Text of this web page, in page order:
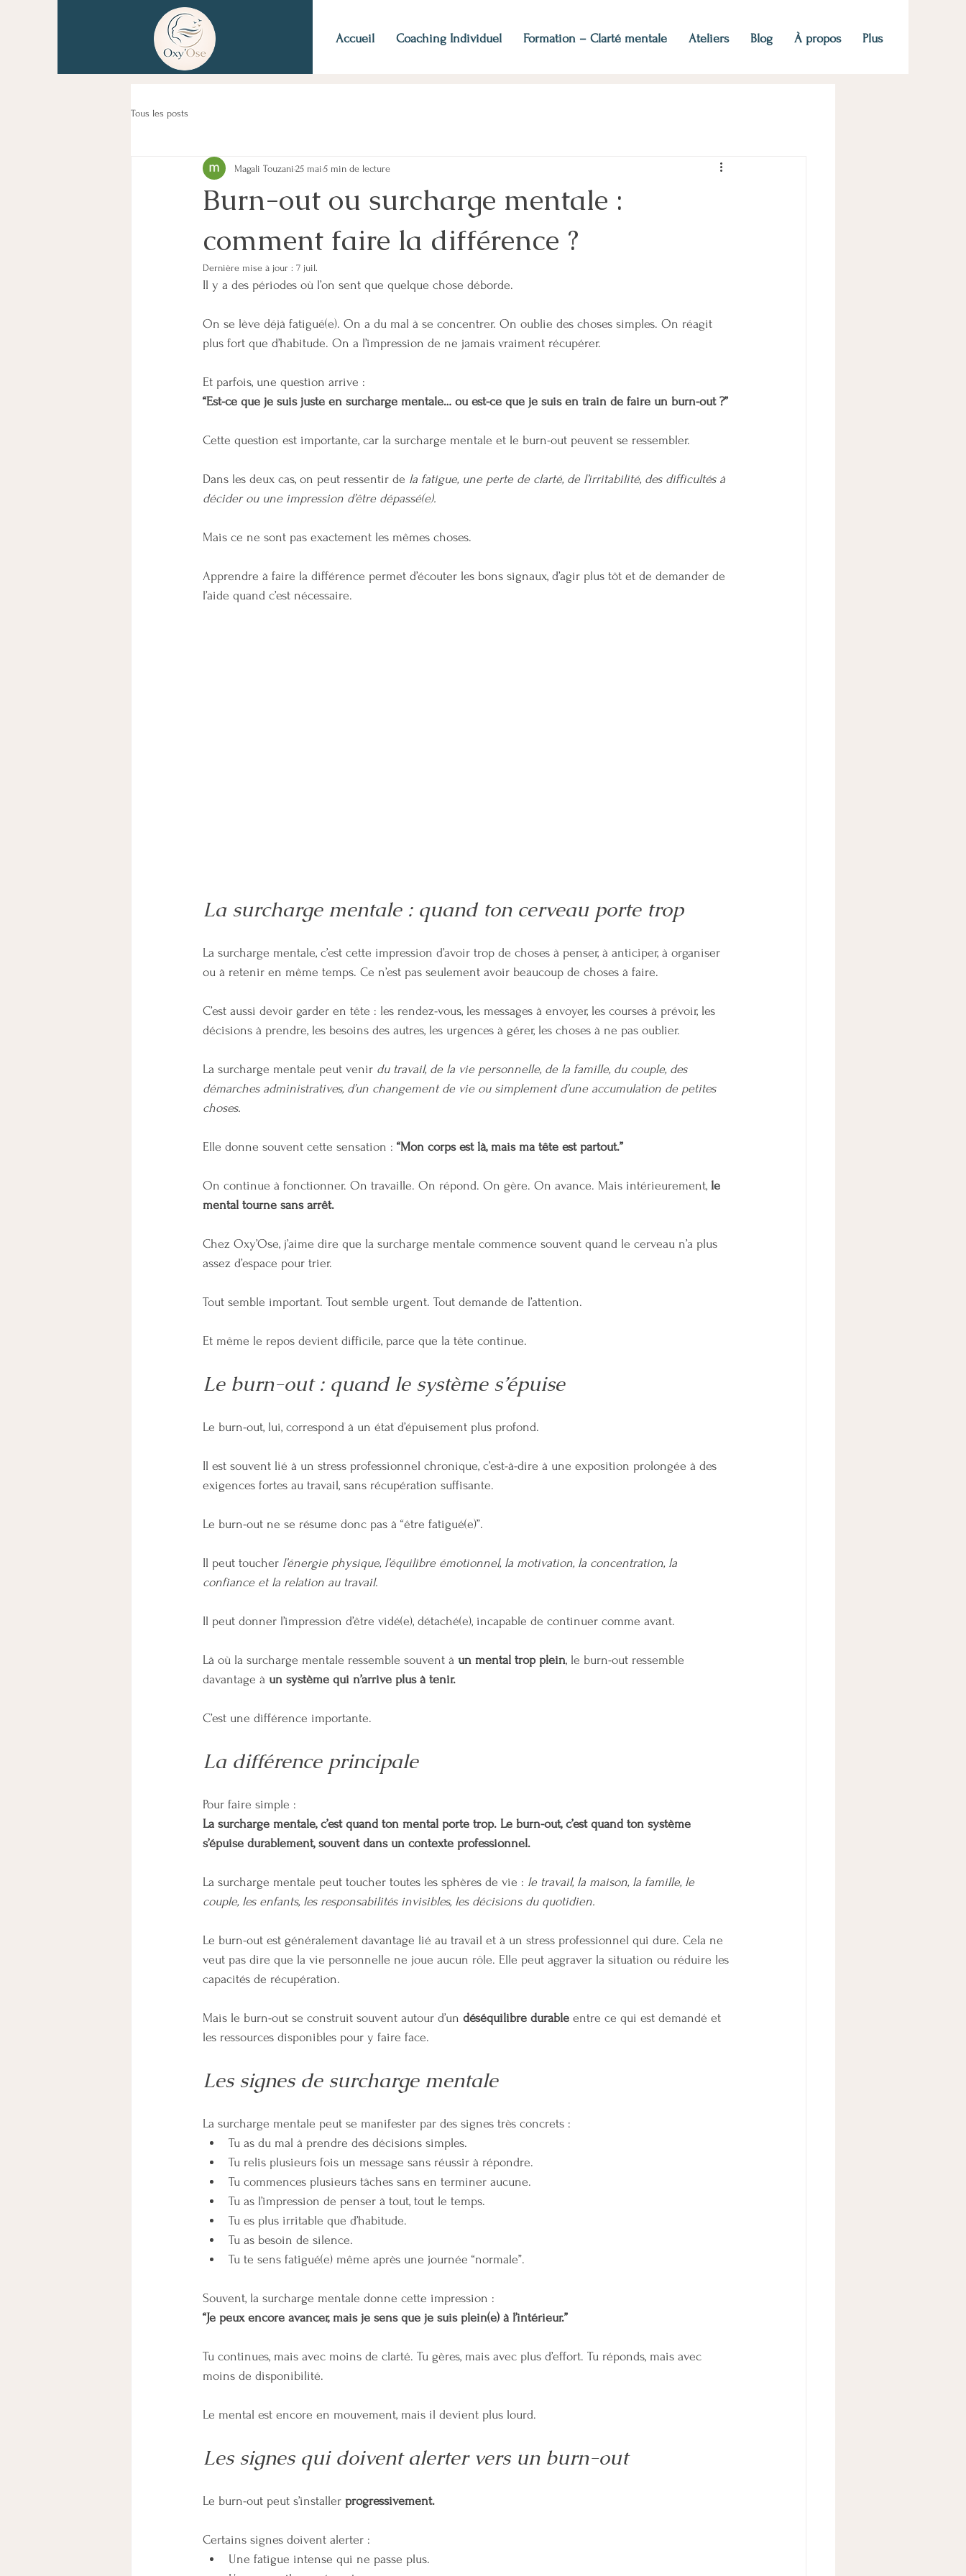
Accueil Coaching Individuel Formation – Clarté mentale Ateliers Blog À propos Plus
Tous les posts
Burn-out ou surcharge mentale :
comment faire la différence ?
Magali Touzani 25 mai 5 min de lecture
Dernière mise à jour : 7 juil.
Il y a des périodes où l’on sent que quelque chose déborde.
On se lève déjà fatigué(e). On a du mal à se concentrer. On oublie des choses simples. On réagit
plus fort que d’habitude. On a l’impression de ne jamais vraiment récupérer.
Et parfois, une question arrive :
“Est-ce que je suis juste en surcharge mentale… ou est-ce que je suis en train de faire un burn-out ?”
Cette question est importante, car la surcharge mentale et le burn-out peuvent se ressembler.
Dans les deux cas, on peut ressentir de la fatigue, une perte de clarté, de l’irritabilité, des difficultés à
décider ou une impression d’être dépassé(e).
Mais ce ne sont pas exactement les mêmes choses.
Apprendre à faire la différence permet d’écouter les bons signaux, d’agir plus tôt et de demander de
l’aide quand c’est nécessaire.
La surcharge mentale : quand ton cerveau porte trop
La surcharge mentale, c’est cette impression d’avoir trop de choses à penser, à anticiper, à organiser
ou à retenir en même temps. Ce n’est pas seulement avoir beaucoup de choses à faire.
C’est aussi devoir garder en tête : les rendez-vous, les messages à envoyer, les courses à prévoir, les
décisions à prendre, les besoins des autres, les urgences à gérer, les choses à ne pas oublier.
La surcharge mentale peut venir du travail, de la vie personnelle, de la famille, du couple, des
démarches administratives, d’un changement de vie ou simplement d’une accumulation de petites
choses.
Elle donne souvent cette sensation : “Mon corps est là, mais ma tête est partout.”
On continue à fonctionner. On travaille. On répond. On gère. On avance. Mais intérieurement, le
mental tourne sans arrêt.
Chez Oxy’Ose, j’aime dire que la surcharge mentale commence souvent quand le cerveau n’a plus
assez d’espace pour trier.
Tout semble important. Tout semble urgent. Tout demande de l’attention.
Et même le repos devient difficile, parce que la tête continue.
Le burn-out : quand le système s’épuise
Le burn-out, lui, correspond à un état d’épuisement plus profond.
Il est souvent lié à un stress professionnel chronique, c’est-à-dire à une exposition prolongée à des
exigences fortes au travail, sans récupération suffisante.
Le burn-out ne se résume donc pas à “être fatigué(e)”.
Il peut toucher l’énergie physique, l’équilibre émotionnel, la motivation, la concentration, la
confiance et la relation au travail.
Il peut donner l’impression d’être vidé(e), détaché(e), incapable de continuer comme avant.
Là où la surcharge mentale ressemble souvent à un mental trop plein, le burn-out ressemble
davantage à un système qui n’arrive plus à tenir.
C’est une différence importante.
La différence principale
Pour faire simple :
La surcharge mentale, c’est quand ton mental porte trop. Le burn-out, c’est quand ton système
s’épuise durablement, souvent dans un contexte professionnel.
La surcharge mentale peut toucher toutes les sphères de vie : le travail, la maison, la famille, le
couple, les enfants, les responsabilités invisibles, les décisions du quotidien.
Le burn-out est généralement davantage lié au travail et à un stress professionnel qui dure. Cela ne
veut pas dire que la vie personnelle ne joue aucun rôle. Elle peut aggraver la situation ou réduire les
capacités de récupération.
Mais le burn-out se construit souvent autour d’un déséquilibre durable entre ce qui est demandé et
les ressources disponibles pour y faire face.
Les signes de surcharge mentale
La surcharge mentale peut se manifester par des signes très concrets :
Tu as du mal à prendre des décisions simples.
Tu relis plusieurs fois un message sans réussir à répondre.
Tu commences plusieurs tâches sans en terminer aucune.
Tu as l’impression de penser à tout, tout le temps.
Tu es plus irritable que d’habitude.
Tu as besoin de silence.
Tu te sens fatigué(e) même après une journée “normale”.
Souvent, la surcharge mentale donne cette impression :
“Je peux encore avancer, mais je sens que je suis plein(e) à l’intérieur.”
Tu continues, mais avec moins de clarté. Tu gères, mais avec plus d’effort. Tu réponds, mais avec
moins de disponibilité.
Le mental est encore en mouvement, mais il devient plus lourd.
Les signes qui doivent alerter vers un burn-out
Le burn-out peut s’installer progressivement.
Certains signes doivent alerter :
Une fatigue intense qui ne passe plus.